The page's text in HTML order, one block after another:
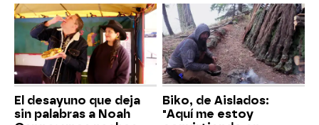
El desayuno que deja
sin palabras a Noah
Biko, de Aislados:
"Aquí me estoy